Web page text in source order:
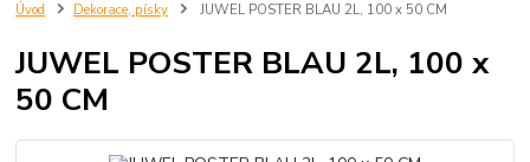
Úvod Dekorace, písky JUWEL POSTER BLAU 2L, 100 x 50 CM
JUWEL POSTER BLAU 2L, 100 x
50 CM